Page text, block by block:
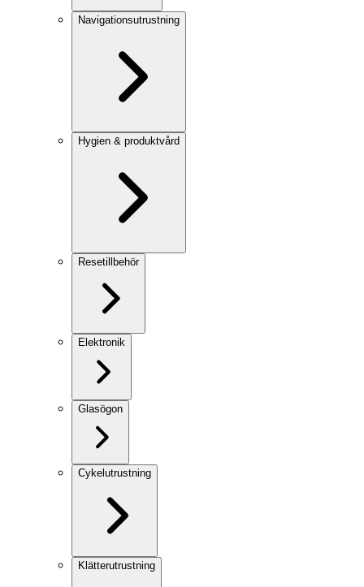
Navigationsutrustning
Hygien & produktvård
Resetillbehör
Elektronik
Glasögon
Cykelutrustning
Klätterutrustning